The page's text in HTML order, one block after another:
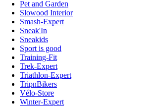
Pet and Garden
Slowood Interior
Smash-Expert
Sneak'In
Sneakids
Sport is good
Training-Fit
Trek-Expert
Triathlon-Expert
TripnBikers
Vélo-Store
Winter-Expert